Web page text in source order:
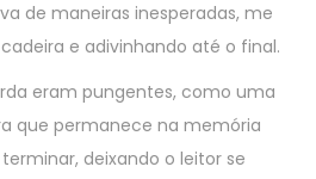
de maneiras inesperadas, me
e adivinhando até o final.
eram pungentes, como uma
que permanece na memória
deixando o leitor se